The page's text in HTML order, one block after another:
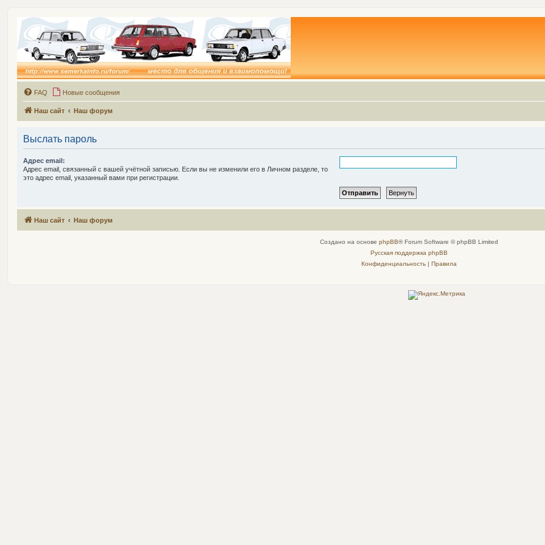
FAQ Новые сообщения
Наш сайт Наш форум
Выслать пароль
Адрес email:
Адрес email, связанный с вашей учётной записью. Если вы не изменили его в Личном разделе, то
это адрес email, указанный вами при регистрации.
Наш сайт Наш форум
Создано на основе phpBB® Forum Software © phpBB Limited
Русская поддержка phpBB
Конфиденциальность| Правила